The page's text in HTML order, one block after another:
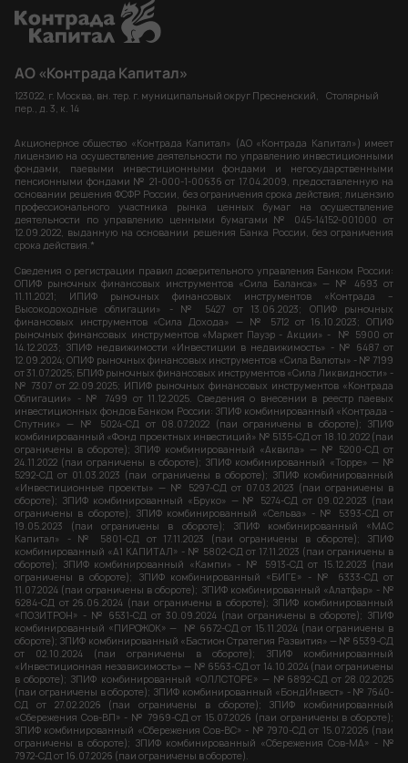
АО «Контрада Капитал»
123022, г. Москва, вн. тер. г. муниципальный округ Пресненский, Столярный
пер., д. 3, к. 14
Акционерное общество «Контрада Капитал» (АО «Контрада Капитал») имеет
лицензию на осуществление деятельности по управлению инвестиционными
фондами, паевыми инвестиционными фондами и негосударственными
пенсионными фондами № 21-000-1-00636 от 17.04.2009, предоставленную на
основании решения ФСФР России, без ограничения срока действия; лицензию
профессионального участника рынка ценных бумаг на осуществление
деятельности по управлению ценными бумагами № 045-14152-001000 от
12.09.2022, выданную на основании решения Банка России, без ограничения
срока действия.*
Сведения о регистрации правил доверительного управления Банком России:
ОПИФ рыночных финансовых инструментов «Сила Баланса» — № 4693 от
11.11.2021; ИПИФ рыночных финансовых инструментов «Контрада –
Высокодоходные облигации» - № 5427 от 13.06.2023; ОПИФ рыночных
финансовых инструментов «Сила Дохода» — № 5712 от 16.10.2023; ОПИФ
рыночных финансовых инструментов «Маркет Пауэр - Акции» - № 5900 от
14.12.2023; ЗПИФ недвижимости «Инвестиции в недвижимость» - № 6487 от
12.09.2024; ОПИФ рыночных финансовых инструментов «Сила Валюты» - № 7199
от 31.07.2025; БПИФ рыночных финансовых инструментов «Сила Ликвидности» -
№ 7307 от 22.09.2025; ИПИФ рыночных финансовых инструментов «Контрада
Облигации» - № 7499 от 11.12.2025. Сведения о внесении в реестр паевых
инвестиционных фондов Банком России: ЗПИФ комбинированный «Контрада -
Спутник» — № 5024-СД от 08.07.2022 (паи ограничены в обороте); ЗПИФ
комбинированный «Фонд проектных инвестиций» № 5135-СД от 18.10.2022 (паи
ограничены в обороте); ЗПИФ комбинированный «Аквила» — № 5200-СД от
24.11.2022 (паи ограничены в обороте); ЗПИФ комбинированный «Торре» — №
5292-СД от 01.03.2023 (паи ограничены в обороте); ЗПИФ комбинированный
«Инвестиционные проекты» — № 5297-СД от 07.03.2023 (паи ограничены в
обороте); ЗПИФ комбинированный «Бруко» — № 5274-СД от 09.02.2023 (паи
ограничены в обороте); ЗПИФ комбинированный «Сельва» - № 5393-СД от
19.05.2023 (паи ограничены в обороте); ЗПИФ комбинированный «МАС
Капитал» - № 5801-СД от 17.11.2023 (паи ограничены в обороте); ЗПИФ
комбинированный «А1 КАПИТАЛ» - № 5802-СД от 17.11.2023 (паи ограничены в
обороте); ЗПИФ комбинированный «Кампи» - № 5913-СД от 15.12.2023 (паи
ограничены в обороте); ЗПИФ комбинированный «БИГЕ» - № 6333-СД от
11.07.2024 (паи ограничены в обороте); ЗПИФ комбинированный «Алатфар» - №
6284-СД от 26.06.2024 (паи ограничены в обороте); ЗПИФ комбинированный
«ПОЗИТРОН» - № 6531-СД от 30.09.2024 (паи ограничены в обороте); ЗПИФ
комбинированный «ПИРОЖОК» — № 6672-СД от 15.11.2024 (паи ограничены в
обороте); ЗПИФ комбинированный «Бастион Стратегия Развития» — № 6539-СД
от 02.10.2024 (паи ограничены в обороте); ЗПИФ комбинированный
«Инвестиционная независимость» — № 6563-СД от 14.10.2024 (паи ограничены
в обороте); ЗПИФ комбинированный «ОЛЛСТОРЕ» — №6892-СД от 28.02.2025
(паи ограничены в обороте); ЗПИФ комбинированный «БондИнвест» - № 7640-
СД от 27.02.2026 (паи ограничены в обороте); ЗПИФ комбинированный
«Сбережения Сов-ВП» - № 7969-СД от 15.07.2026 (паи ограничены в обороте);
ЗПИФ комбинированный «Сбережения Сов-ВС» - № 7970-СД от 15.07.2026 (паи
ограничены в обороте); ЗПИФ комбинированный «Сбережения Сов-МА» - №
7972-СД от 16.07.2026 (паи ограничены в обороте).